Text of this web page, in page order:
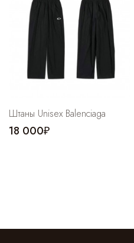
Штаны Unisex Balenciaga
18 000₽